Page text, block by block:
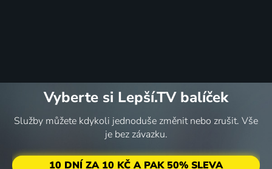
Vyberte si Lepší.TV balíček
Služby můžete kdykoli jednoduše změnit nebo zrušit. Vše
je bez závazku.
10 DNÍ ZA 10 KČ A PAK 50% SLEVA